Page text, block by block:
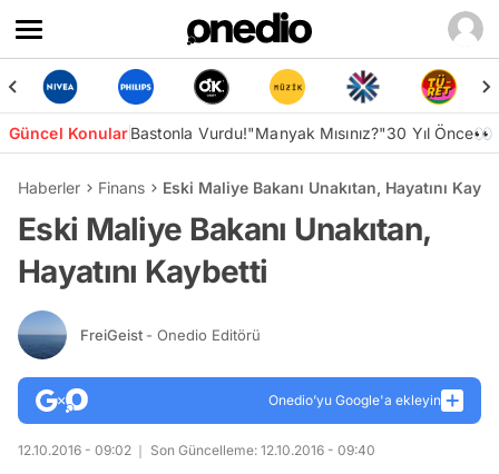
Güncel KonularBastonla Vurdu!"Manyak Mısınız?"30 Yıl Önce👀
Haberler Finans Eski Maliye Bakanı Unakıtan, Hayatını
Eski Maliye Bakanı Unakıtan,
Hayatını Kaybetti
FreiGeist - Onedio Editörü
Onedio’yu Google'a ekleyin
12.10.2016 - 09:02 Son Güncelleme: 12.10.2016 - 09:40